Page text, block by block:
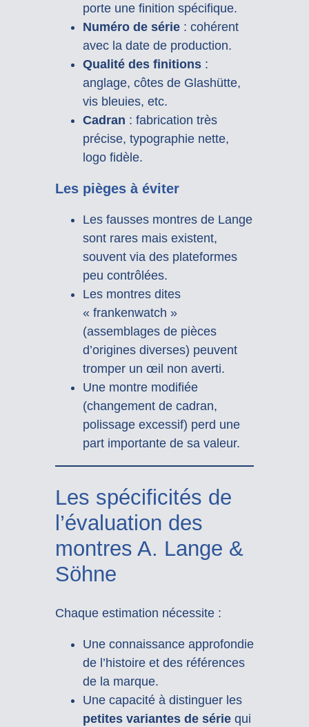
porte une finition spécifique.
Numéro de série: cohérent
avec la date de production.
Qualité des finitions:
anglage, côtes de Glashütte,
vis bleuies, etc.
Cadran : fabrication très
précise, typographie nette,
logo fidèle.
Les pièges à éviter
Les fausses montres de Lange
sont rares mais existent,
souvent via des plateformes
peu contrôlées.
Les montres dites
« frankenwatch »
(assemblages de pièces
d’origines diverses) peuvent
tromper un œil non averti.
Une montre modifiée
(changement de cadran,
polissage excessif) perd une
part importante de sa valeur.
Les spécificités de
l’évaluation des
montres A. Lange &
Söhne
Chaque estimation nécessite :
Une connaissance approfondie
de l’histoire et des références
de la marque.
Une capacité à distinguer les
petites variantes de sériequi